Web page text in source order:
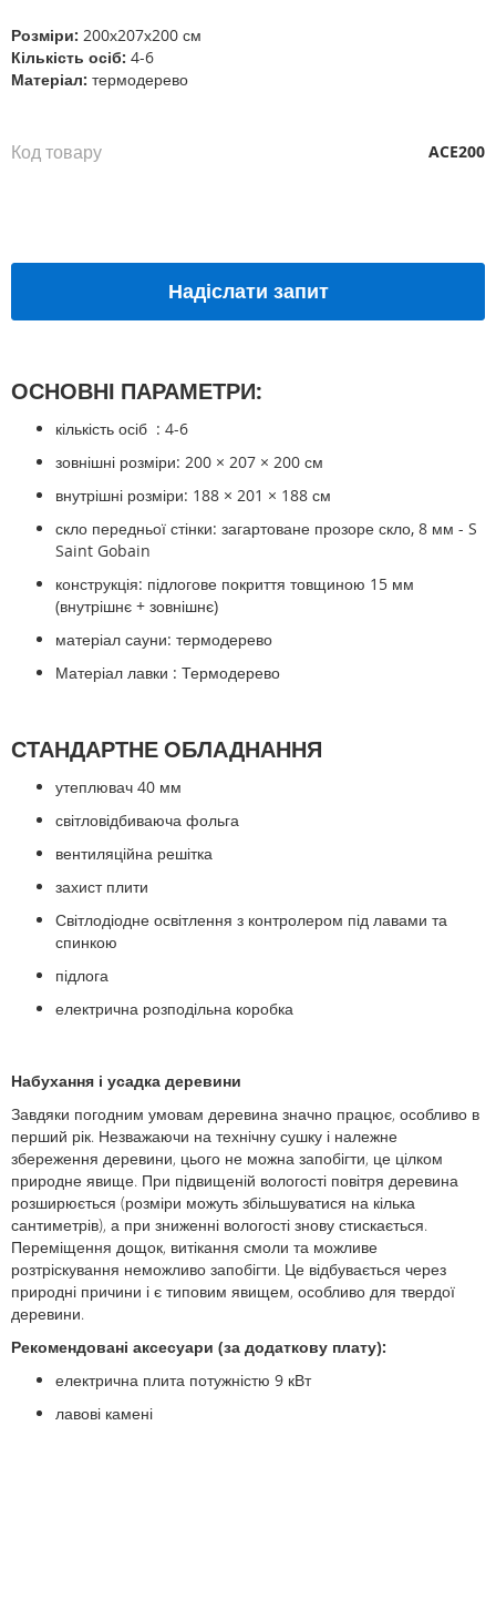
зображень
Розміри: 200х207х200 см
Кількість осіб: 4-6
Матеріал: термодерево
Код товару ACE200
Надіслати запит
ОСНОВНІ ПАРАМЕТРИ:
кількість осіб : 4-6
зовнішні розміри: 200 × 207 × 200 см
внутрішні розміри: 188 × 201 × 188 см
скло передньої стінки: загартоване прозоре скло, 8 мм - S
Saint Gobain
конструкція: підлогове покриття товщиною 15 мм
(внутрішнє + зовнішнє)
матеріал сауни: термодерево
Матеріал лавки : Термодерево
СТАНДАРТНЕ ОБЛАДНАННЯ
утеплювач 40 мм
світловідбиваюча фольга
вентиляційна решітка
захист плити
Світлодіодне освітлення з контролером під лавами та
спинкою
підлога
електрична розподільна коробка
Набухання і усадка деревини
Завдяки погодним умовам деревина значно працює, особливо в
перший рік. Незважаючи на технічну сушку і належне
збереження деревини, цього не можна запобігти, це цілком
природне явище. При підвищеній вологості повітря деревина
розширюється (розміри можуть збільшуватися на кілька
сантиметрів), а при зниженні вологості знову стискається.
Переміщення дощок, витікання смоли та можливе
розтріскування неможливо запобігти. Це відбувається через
природні причини і є типовим явищем, особливо для твердої
деревини.
Рекомендовані аксесуари (за додаткову плату):
електрична плита потужністю 9 кВт
лавові камені